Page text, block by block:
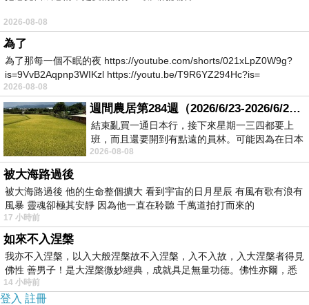
上一篇：
下一篇：
新聞台Blog小天使
2020-12-03 17:10:26
親愛的台長︰
恭喜您！此篇文章極為優質，獲選為本日哈燒
文章，將會出現在新聞台首頁哈燒文章區塊輪播。
請您繼續保持每日撰寫文章的好習慣，期待您提供
讀者更多精采的內容，加油！
2026-08-08
為了
為了那每一個不眠的夜 https://youtube.com/shorts/021xLpZ0W9g?
is=9VvB2Aqpnp3WIKzl https://youtu.be/T9R6YZ294Hc?is=
2026-08-08
週間農居第284週（2026/6/23-2026/6/24) 夏至 金黃稻浪洋溢豐收喜悅
結束亂買一通日本行，接下來星期一三四都要上
班，而且還要開到有點遠的員林。可能因為在日本
花不少錢，星期一出門上班時，心裡沒有一
2026-08-08
被大海路過後
被大海路過後 他的生命整個擴大 看到宇宙的日月星辰 有風有歌有浪有
風暴 靈魂卻極其安靜 因為他一直在聆聽 千萬道拍打而來的
17 小時前
如來不入涅槃
我亦不入涅槃，以入大般涅槃故不入涅槃，入不入故，入大涅槃者得見
佛性 善男子！是大涅槃微妙經典，成就具足無量功德。佛性亦爾，悉
14 小時前
登入 註冊